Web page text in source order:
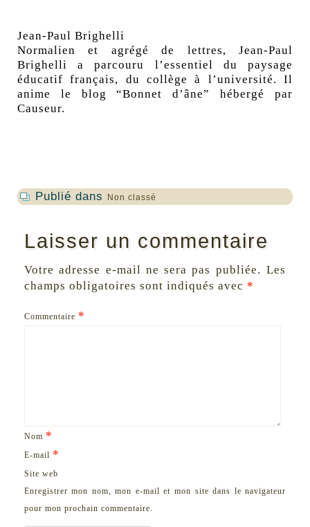
Jean-Paul Brighelli
Normalien et agrégé de lettres, Jean-Paul
Brighelli a parcouru l’essentiel du paysage
éducatif français, du collège à l’université. Il
anime le blog “Bonnet d’âne” hébergé par
Causeur.
Publié dans Non classé
Laisser un commentaire
Votre adresse e-mail ne sera pas publiée. Les
champs obligatoires sont indiqués avec *
Commentaire *
Nom *
E-mail *
Site web
Enregistrer mon nom, mon e-mail et mon site dans le navigateur
pour mon prochain commentaire.